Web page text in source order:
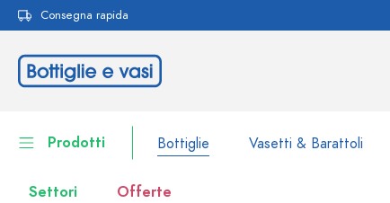
Passa alla navigazione principale
Consegna rapida
Prodotti Bottiglie Vasetti & Barattoli
Settori Offerte